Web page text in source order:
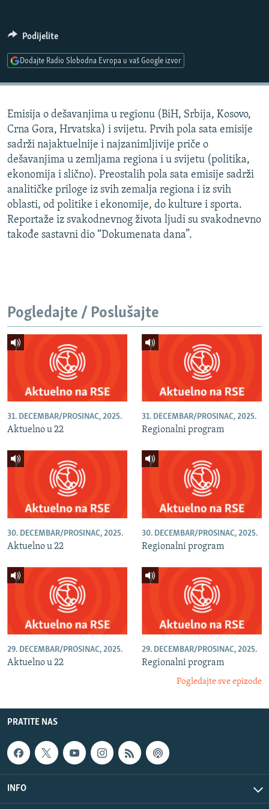
DNEVNO@RSE
SPECIJALI RSE
POPLAVE I KLIZIŠTA U BIH 2024.
TV LIBERTY
POST SCRIPTUM
MOJA EVROPA
TRI DECENIJE OD RATA U BIH
SVE KARTE DEJTONA
PRATITE NAS
Sve RFE/RL stranice
Podijelite
Dodajte Radio Slobodna Evropa u vaš Google izvor
Emisija o dešavanjima u regionu (BiH, Srbija, Kosovo,
Crna Gora, Hrvatska) i svijetu. Prvih pola sata emisije
sadrži najaktuelnije i najzanimljivije priče o
dešavanjima u zemljama regiona i u svijetu (politika,
ekonomija i slično). Preostalih pola sata emisije sadrži
analitičke priloge iz svih zemalja regiona i iz svih
oblasti, od politike i ekonomije, do kulture i sporta.
Reportaže iz svakodnevnog života ljudi su svakodnevno
takođe sastavni dio “Dokumenata dana”.
Pogledajte / Poslušajte
31. DECEMBAR/PROSINAC, 2025.
Aktuelno u 22
31. DECEMBAR/PROSINAC, 2025.
Regionalni program
30. DECEMBAR/PROSINAC, 2025.
Aktuelno u 22
30. DECEMBAR/PROSINAC, 2025.
Regionalni program
29. DECEMBAR/PROSINAC, 2025.
Aktuelno u 22
29. DECEMBAR/PROSINAC, 2025.
Regionalni program
Pogledajte sve epizode
PRATITE NAS
INFO